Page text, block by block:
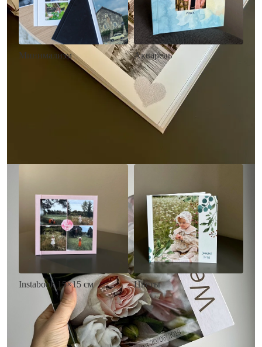
Минимализм Акварель
• Декор в стиле
акварельных красок
• Выбор цвета фона
• Загрузка фото и текста
Заказать
Instabook 15×15 см
• Декор на выбор
• Выбор цвета фона
• Загрузка фото и текста
Цветы
• Декор цветы
• Выбор цвета фона
• Загрузка фото и текста